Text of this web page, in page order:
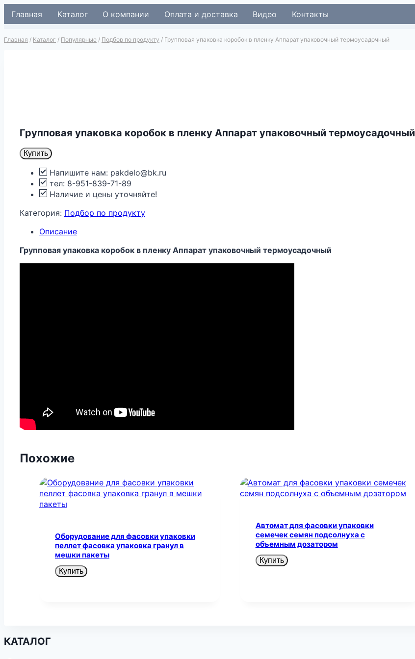
Перейти
Главная Каталог О компании Оплата и доставка Видео Контакты
Главная / Каталог / Популярные / Подбор по продукту / Групповая упаковка коробок в пленку Аппарат упаковочный термоусадочный
Групповая упаковка коробок в пленку Аппарат упаковочный термоусадочный
Купить
Напишите нам: pakdelo@bk.ru
тел: 8-951-839-71-89
Наличие и цены уточняйте!
Категория: Подбор по продукту
Описание
Групповая упаковка коробок в пленку Аппарат упаковочный термоусадочный
Похожие
Оборудование для фасовки упаковки
пеллет фасовка упаковка гранул в
мешки пакеты
Купить
Автомат для фасовки упаковки
семечек семян подсолнуха с
объемным дозатором
Купить
КАТАЛОГ